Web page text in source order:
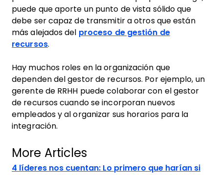
puede que aporte un punto de vista sólido que
debe ser capaz de transmitir a otros que están
más alejados del proceso de gestión de
recursos.
Hay muchos roles en la organización que
dependen del gestor de recursos. Por ejemplo, un
gerente de RRHH puede colaborar con el gestor
de recursos cuando se incorporan nuevos
empleados y al organizar sus horarios para la
integración.
More Articles
4 líderes nos cuentan: Lo primero que harían si